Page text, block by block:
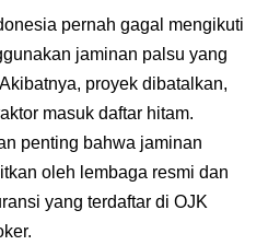
pernah gagal mengikuti
jaminan palsu yang
proyek dibatalkan,
masuk daftar hitam.
penting bahwa jaminan
oleh lembaga resmi dan
yang terdaftar di OJK